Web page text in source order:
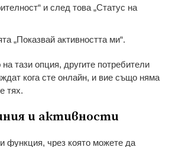
и след това „Статус на
„Показвай активността ми“.
тази опция, другите потребители
кога сте онлайн, и вие също няма
тях.
и активности
функция, чрез която можете да